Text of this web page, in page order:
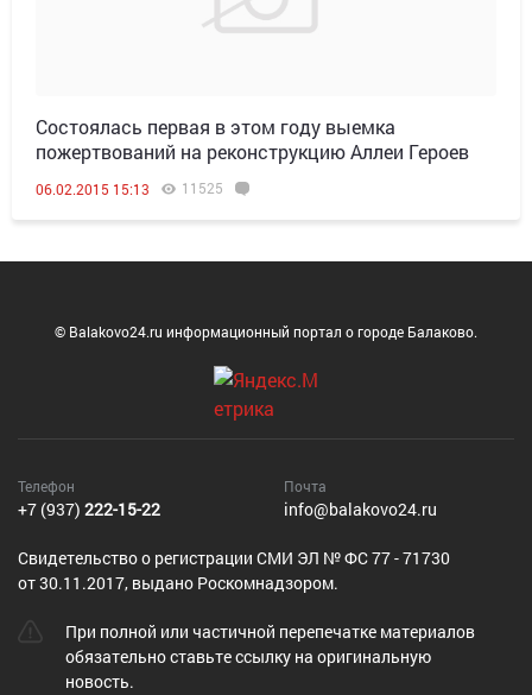
Состоялась первая в этом году выемка
пожертвований на реконструкцию Аллеи Героев
06.02.2015 15:13 11525
© Balakovo24.ru информационный портал о городе Балаково.
Телефон
+7 (937) 222-15-22
Почта
info@balakovo24.ru
Cвидетельство о регистрации СМИ ЭЛ № ФС 77 - 71730
от 30.11.2017, выдано Роскомнадзором.
При полной или частичной перепечатке материалов
обязательно ставьте ссылку на оригинальную
новость.